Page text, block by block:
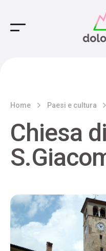
Main
Home Paesi e cultura
Chiesa di